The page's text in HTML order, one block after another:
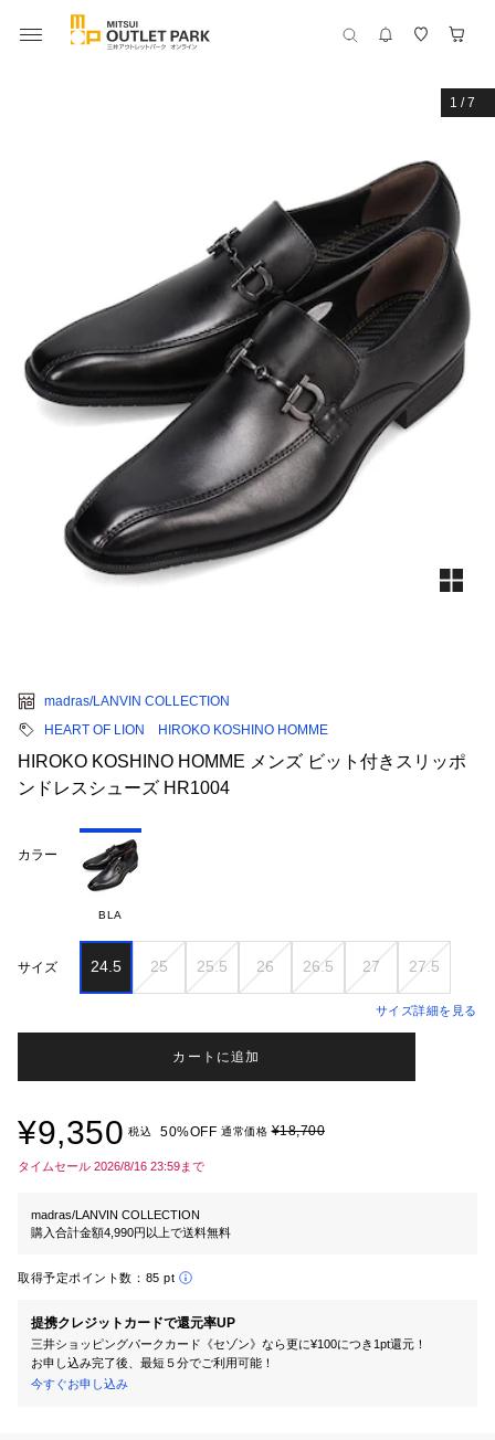
1 /7
madras/LANVIN COLLECTION
HEART OF LION HIROKO KOSHINO HOMME
HIROKO KOSHINO HOMME メンズ ビット付きスリッポ
ンドレスシューズ HR1004
カラー
BLA
サイズ 24.5 25 25.5 26 26.5 27 27.5
サイズ詳細を見る
カートに追加
¥9,350 税込 50%OFF 通常価格¥18,700
タイムセール 2026/8/16 23:59まで
madras/LANVIN COLLECTION
購入合計金額4,990円以上で送料無料
取得予定ポイント数： 85 pt
提携クレジットカードで還元率UP
三井ショッピングパークカード《セゾン》なら更に¥100につき1pt還元！
お申し込み完了後、最短５分でご利用可能！
今すぐお申し込み